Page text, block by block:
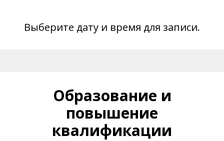
Выберите дату и время для записи.
Образование и
повышение
квалификации